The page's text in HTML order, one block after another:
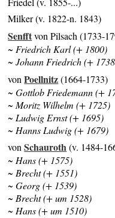
Milker (v. 1822-n. 1843)
Senfftvon Pilsach (1733-
~ Friedrich Karl (+ 1800)
~ Johann Friedrich (+
vonPoellnitz(1664-1733)
~ Gottlob Friedemann (+
~ Moritz Wilhelm (+ 1725)
~ Ludwig Ernst (+ 1695)
~ Hanns Ludwig (+ 1679)
vonSchauroth(v. 1484-
~ Hans (+ 1575)
~ Brecht (+ 1551)
~ Georg (+ 1539)
~ Brecht (+ um 1528)
~ Hans (+ um 1510)